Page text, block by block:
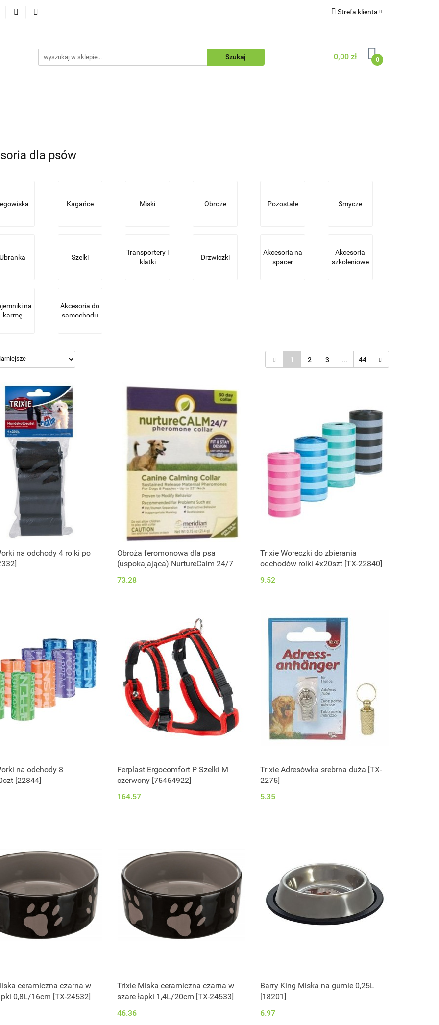
Strefa klienta
Zarejestruj się
Dodaj zgłoszenie
0,00 zł 0
dla psów
Kagańce Miski Obroże Pozostałe Smycze
Ubranka Szelki
Transportery i
klatki
Drzwiczki
Akcesoria na
spacer
Akcesoria
szkoleniowe
na
karmę
Akcesoria do
samochodu
1 2 3 ... 44
na odchody 4 rolki po
Obroża feromonowa dla psa
(uspokajająca) NurtureCalm 24/7
73.28
Trixie Woreczki do zbierania
odchodów rolki 4x20szt [TX-22840]
9.52
na odchody 8
[22844]
Ferplast Ergocomfort P Szelki M
czerwony [75464922]
164.57
Trixie Adresówka srebrna duża [TX-
2275]
5.35
ceramiczna czarna w
0,8L/16cm [TX-24532]
Trixie Miska ceramiczna czarna w
szare łapki 1,4L/20cm [TX-24533]
46.36
Barry King Miska na gumie 0,25L
[18201]
6.97